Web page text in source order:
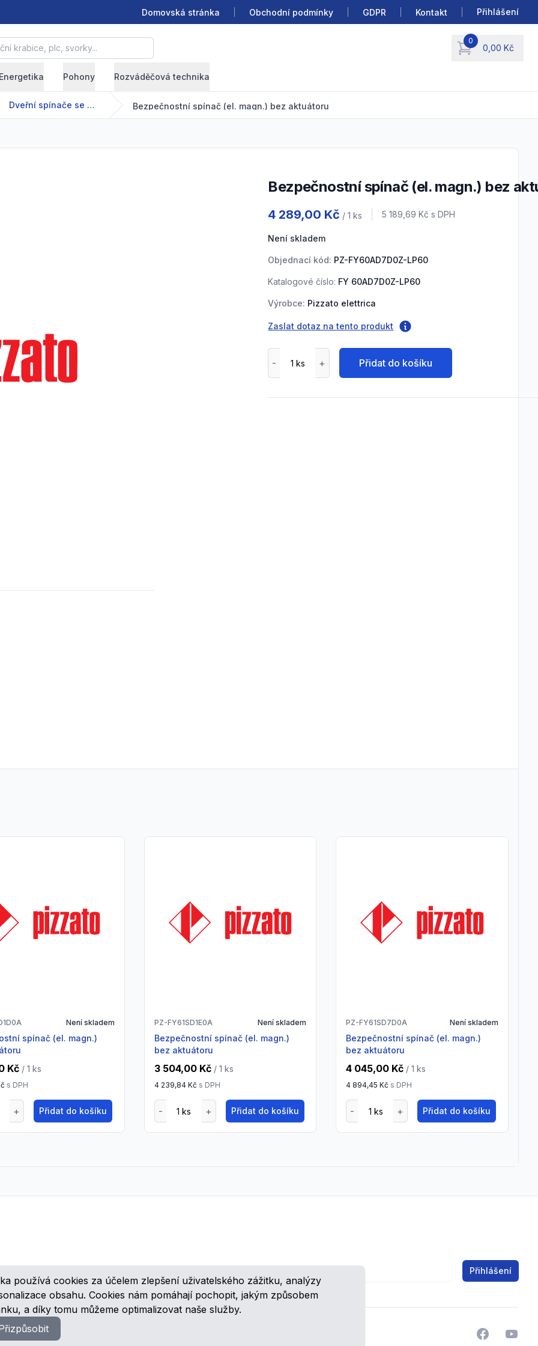
používá cookies za účelem zlepšení uživatelského zážitku, analýzy
obsahu. Cookies nám pomáhají pochopit, jakým způsobem
a díky tomu můžeme optimalizovat naše služby.
Domovská stránka Obchodní podmínky GDPR Kontakt Přihlášení
plc, svorky... 0
0,00 Kč
items in cart, view
Energetika Pohony Rozváděčová technika
Dveřní spínače se solenoidem FY Bezpečnostní spínač (el. magn.) bez aktuátoru
Bezpečnostní spínač (el. magn.) bez
4 289,00 Kč / 1ks Cena s DPH
5 189,69 Kč s DPH
Není skladem
Objednací kód: PZ-FY60AD7D0Z-LP60
Katalogové číslo: FY 60AD7D0Z-LP60
Výrobce: Pizzato elettrica
Zaslat dotaz na tento produkt
Přidat do košíku
Není skladem
Kč / 1 ks
s DPH
Přidat do košíku
PZ-FY61SD1E0A Není skladem
Bezpečnostní spínač (el. magn.)
bez aktuátoru
3 504,00 Kč / 1 ks
4 239,84 Kč s DPH
Přidat do košíku
PZ-FY61SD7D0A Není skladem
Bezpečnostní spínač (el. magn.)
bez aktuátoru
4 045,00 Kč / 1 ks
4 894,45 Kč s DPH
Přidat do košíku
speciálních cenových nabídkách a různých zajímavých akcích.
Email address Přihlášení
Facebook